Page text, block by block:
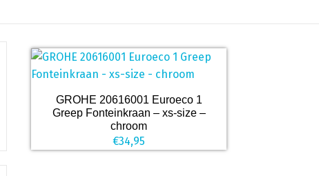
GROHE 20616001 Euroeco 1
Greep Fonteinkraan – xs-size –
chroom
€34,95